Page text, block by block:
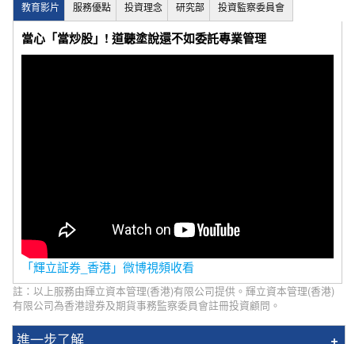
教育影片 服務優點 投資理念 研究部 投資監察委員會
當心「當炒股」! 道聽塗說還不如委託專業管理
「輝立証券_香港」微博視頻收看
註：以上服務由輝立資本管理(香港)有限公司提供。輝立資本管理(香港)
有限公司為香港證券及期貨事務監察委員會註冊投資顧問。
進一步了解